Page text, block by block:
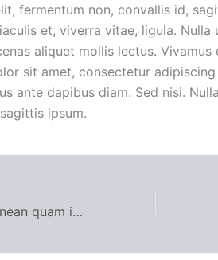
fermentum non, convallis id,
et, viverra vitae, ligula. Nulla
aliquet mollis lectus.
sit amet, consectetur
ante dapibus diam. Sed nisi.
ipsum.
Pellentesque nibh aenean quam in scelerisque